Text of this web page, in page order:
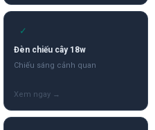
✓
Đèn chiếu cây 18w
Chiếu sáng cảnh quan